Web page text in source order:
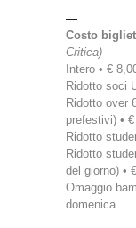
—
Costo
Critica)
Intero • €
Ridotto soci
Ridotto over
prefestivi) •
Ridotto
Ridotto
del giorno) •
Omaggio
domenica